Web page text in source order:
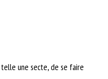
une secte, de se faire